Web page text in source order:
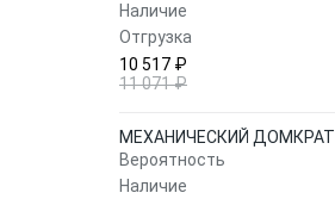
Наличие
Отгрузка
10 517 ₽
11 071 ₽
МЕХАНИЧЕСКИЙ ДОМКРАТ
Вероятность
Наличие